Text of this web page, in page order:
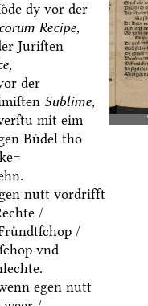
dy vor der
Recipe,
Juriſten
der
Sublime,
mit eim
Buͤdel tho
nutt vordrifft
/
/
vnd
egen nutt